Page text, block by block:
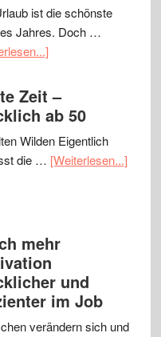
ist die schönste
Jahres. Doch …
Zeit –
ab 50
Wilden Eigentlich
die … [Weiterlesen...]
mehr
und
im Job
verändern sich und